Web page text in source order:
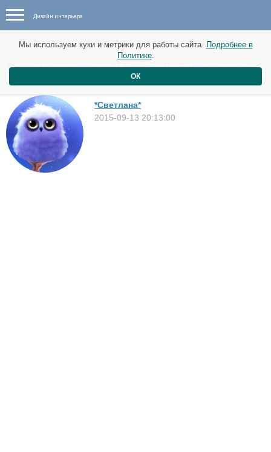
Дизайн интерьера
Новые идеи от 14 сентября
Камины и печи. Часть 2. Буржуйки.
Разное
*Светлана*
2015-09-13 20:13:00
Мы используем куки и метрики для работы сайта. Подробнее в
Политике.
ОК